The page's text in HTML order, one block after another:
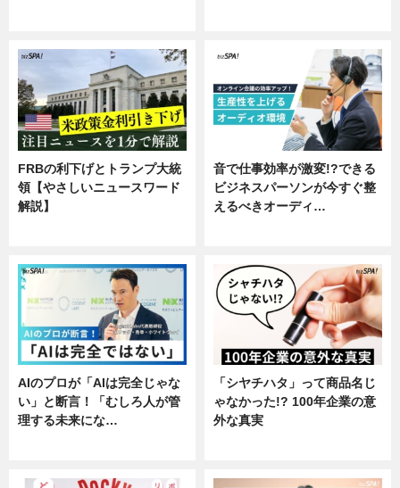
FRBの利下げとトランプ大統
領【やさしいニュースワード
解説】
音で仕事効率が激変!?できる
ビジネスパーソンが今すぐ整
えるべきオーディ…
AIのプロが「AIは完全じゃな
い」と断言！「むしろ人が管
理する未来にな…
「シヤチハタ」って商品名じ
ゃなかった!? 100年企業の意
外な真実